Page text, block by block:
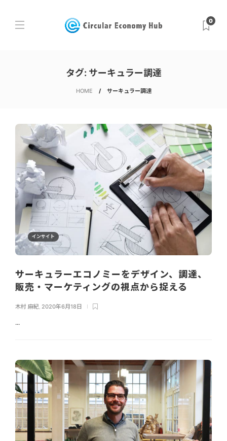
0
タグ: サーキュラー調達
HOME サーキュラー調達
インサイト
サーキュラーエコノミーをデザイン、調達、
販売・マーケティングの視点から捉える
木村 麻紀 2020年6月18日
...